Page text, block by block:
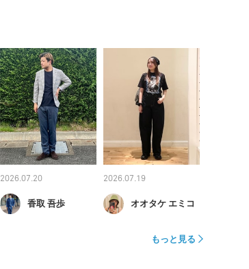
2026.07.20
香取 吾歩
2026.07.19
オオタケ エミコ
もっと見る